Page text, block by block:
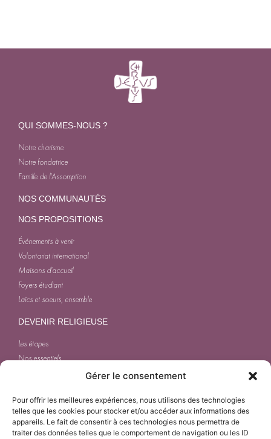
Gérer le consentement
Pour offrir les meilleures expériences, nous utilisons des technologies
telles que les cookies pour stocker et/ou accéder aux informations des
appareils. Le fait de consentir à ces technologies nous permettra de
traiter des données telles que le comportement de navigation ou les ID
QUI SOMMES-NOUS ?
Notre charisme
Notre fondatrice
Famille de l'Assomption
NOS COMMUNAUTÉS
NOS PROPOSITIONS
Événements à venir
Volontariat international
Maisons d'accueil
Foyers étudiant
Laïcs et soeurs, ensemble
DEVENIR RELIGIEUSE
Les étapes
Nos essentiels